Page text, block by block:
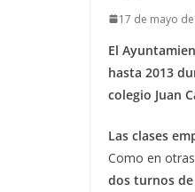
17 de mayo
El
hasta 2013
colegio Juan
Las clases
Como en
dos turnos